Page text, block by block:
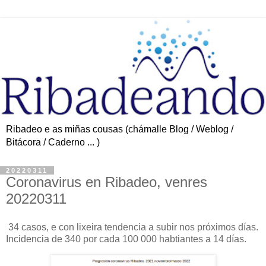
Ribadeo e as miñas cousas (chámalle Blog / Weblog /
Bitácora / Caderno ... )
20220311
Coronavirus en Ribadeo, venres
20220311
34 casos, e con lixeira tendencia a subir nos próximos días.
Incidencia de 340 por cada 100 000 habtiantes a 14 días.